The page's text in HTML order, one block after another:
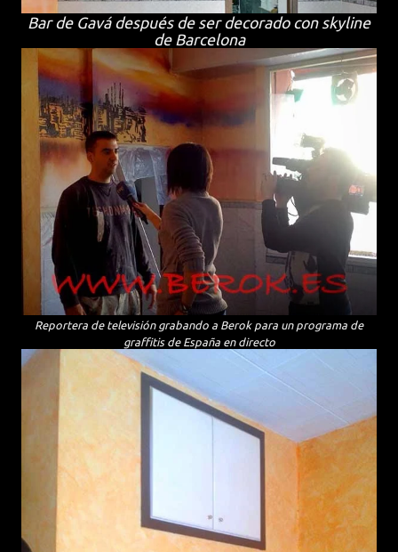
Bar de Gavá después de ser decorado con skyline
de Barcelona
Reportera de televisión grabando a Berok para un programa de
graffitis de España en directo